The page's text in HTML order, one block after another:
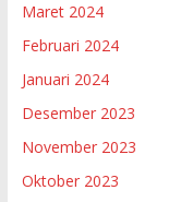
Maret 2024
Februari 2024
Januari 2024
Desember 2023
November 2023
Oktober 2023